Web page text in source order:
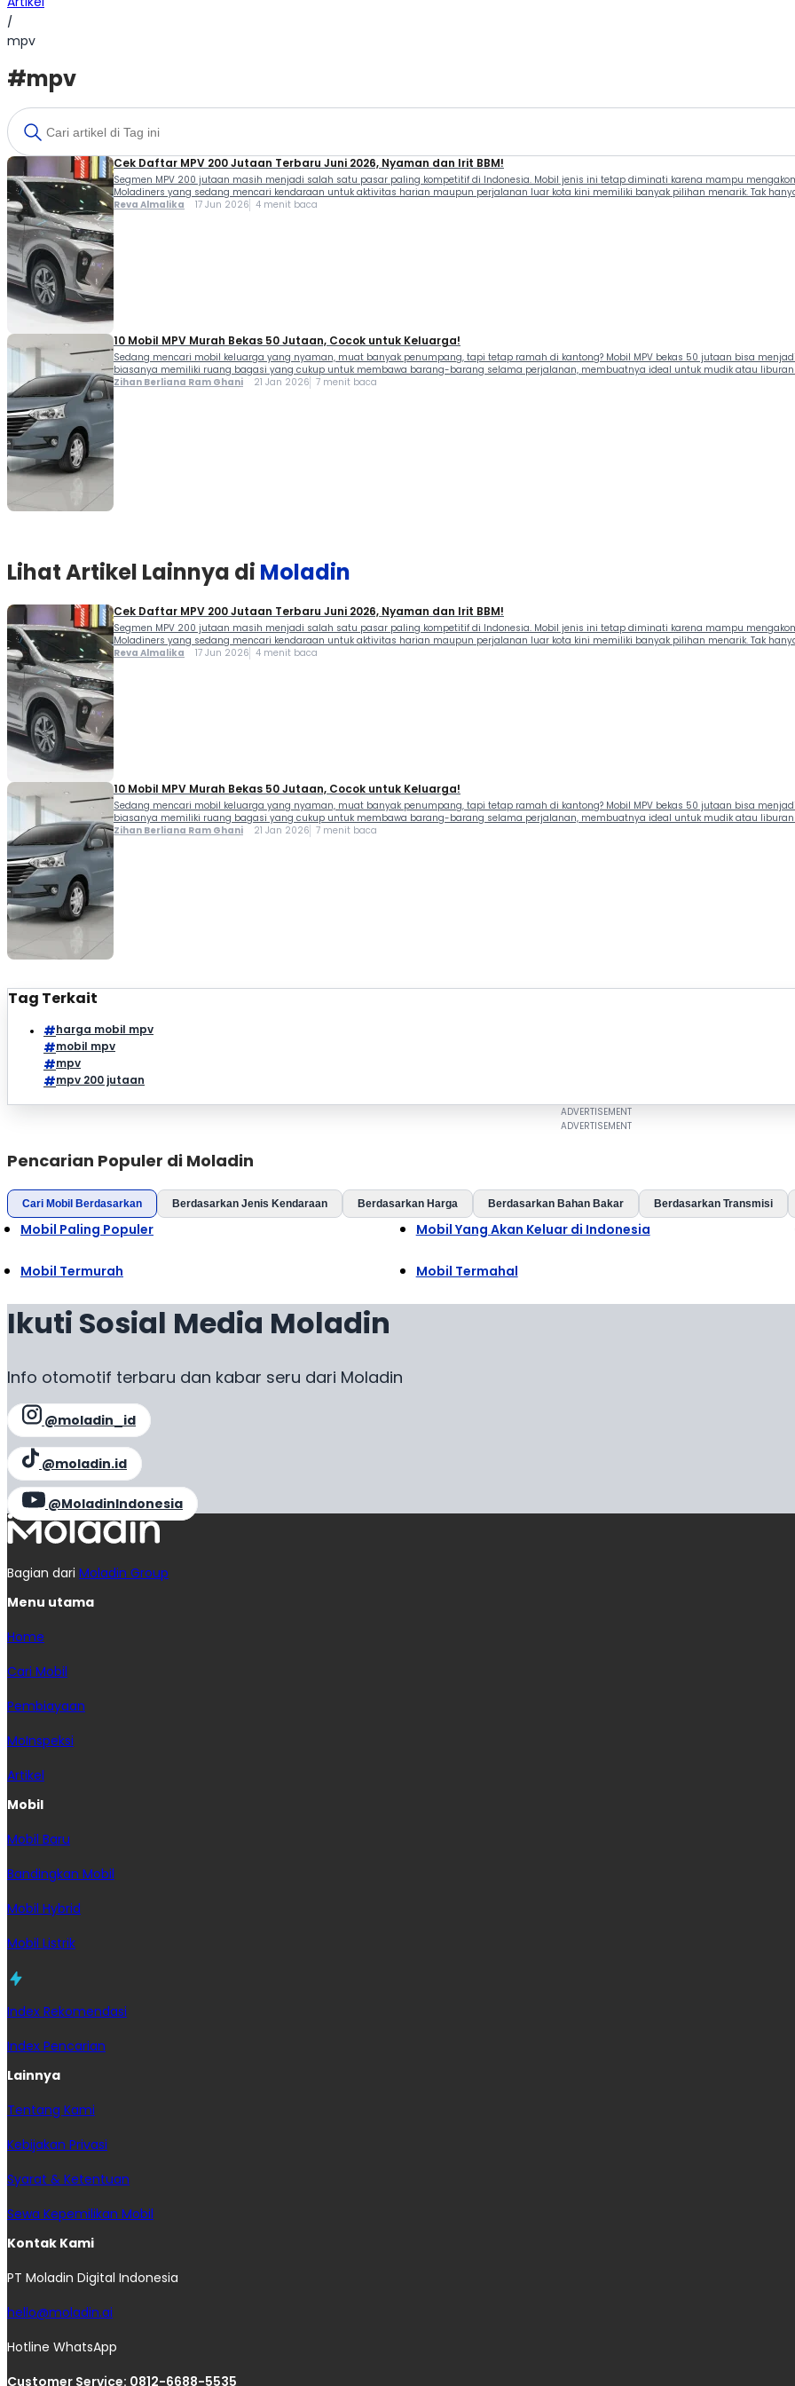
/
mpv
#mpv
Cek Daftar MPV 200 Jutaan Terbaru Juni 2026, Nyaman dan Irit BBM!
Segmen MPV 200 jutaan masih menjadi salah satu pasar paling kompetitif di Indonesia. Mobil jenis ini tetap diminati karena mampu
Moladiners yang sedang mencari kendaraan untuk aktivitas harian maupun perjalanan luar kota kini memiliki banyak pilihan menarik. Tak
Reva Almalika 17 Jun 2026 4 menit baca
10 Mobil MPV Murah Bekas 50 Jutaan, Cocok untuk Keluarga!
Sedang mencari mobil keluarga yang nyaman, muat banyak penumpang, tapi tetap ramah di kantong? Mobil MPV bekas 50 jutaan bisa
biasanya memiliki ruang bagasi yang cukup untuk membawa barang-barang selama perjalanan, membuatnya ideal untuk mudik atau liburan
Zihan Berliana Ram Ghani 21 Jan 2026 7 menit baca
Lihat Artikel Lainnya di Moladin
Cek Daftar MPV 200 Jutaan Terbaru Juni 2026, Nyaman dan Irit BBM!
Segmen MPV 200 jutaan masih menjadi salah satu pasar paling kompetitif di Indonesia. Mobil jenis ini tetap diminati karena mampu
Moladiners yang sedang mencari kendaraan untuk aktivitas harian maupun perjalanan luar kota kini memiliki banyak pilihan menarik. Tak
Reva Almalika 17 Jun 2026 4 menit baca
10 Mobil MPV Murah Bekas 50 Jutaan, Cocok untuk Keluarga!
Sedang mencari mobil keluarga yang nyaman, muat banyak penumpang, tapi tetap ramah di kantong? Mobil MPV bekas 50 jutaan bisa
biasanya memiliki ruang bagasi yang cukup untuk membawa barang-barang selama perjalanan, membuatnya ideal untuk mudik atau liburan
Zihan Berliana Ram Ghani 21 Jan 2026 7 menit baca
Tag Terkait
harga mobil mpv
mobil mpv
mpv
mpv 200 jutaan
Pencarian Populer di Moladin
Cari Mobil Berdasarkan Berdasarkan Jenis Kendaraan Berdasarkan Harga Berdasarkan Bahan Bakar Berdasarkan Transmisi
Mobil Paling Populer Mobil Yang Akan Keluar di Indonesia
Mobil Termurah Mobil Termahal
Ikuti Sosial Media Moladin
Info otomotif terbaru dan kabar seru dari Moladin
@moladin_id
@moladin.id
@MoladinIndonesia
Bagian dari Moladin Group
Menu utama
Home
Cari Mobil
Pembiayaan
MoInspeksi
Artikel
Mobil
Mobil Baru
Bandingkan Mobil
Mobil Hybrid
Mobil Listrik
Index Rekomendasi
Index Pencarian
Lainnya
Tentang Kami
Kebijakan Privasi
Syarat & Ketentuan
Sewa Kepemilikan Mobil
Kontak Kami
PT Moladin Digital Indonesia
hello@moladin.ai
Hotline WhatsApp
Customer Service: 0812-6688-5535